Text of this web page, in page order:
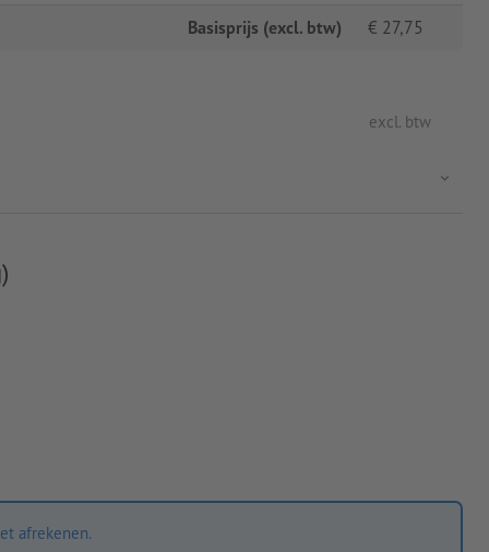
Basisprijs (excl. btw) € 27,75
excl. btw
afrekenen.